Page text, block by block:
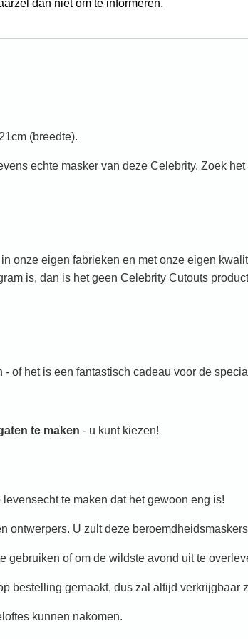
dan niet om te informeren.
(breedte).
echte masker van deze Celebrity. Zoek
onze eigen fabrieken en met onze eigen
is, dan is het geen Celebrity Cutouts
of het is een fantastisch cadeau voor de
te maken - u kunt kiezen!
te maken dat het gewoon eng is!
ontwerpers. U zult deze
gebruiken of om de wildste avond uit te
bestelling gemaakt, dus zal altijd verkrijgbaar
kunnen nakomen.